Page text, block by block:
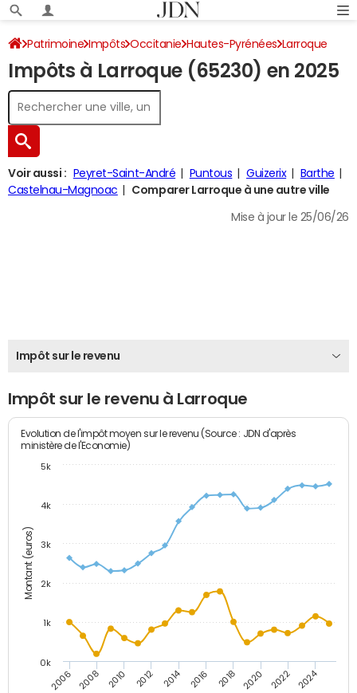
Patrimoine Impôts Occitanie Hautes-Pyrénées Larroque
Impôt sur le revenu
Impôts à Larroque (65230) en 2025
Voir aussi : Peyret-Saint-André Puntous Guizerix
Barthe
Castelnau-Magnoac
Comparer Larroque à une autre ville
Mise à jour le 25/06/26
Impôt sur le revenu
Impôt sur le revenu à Larroque
Montant (euros)
Evolution de l'impôt moyen sur le revenu (Source : JDN d'après
ministère de l'Economie)
2006 2008 2010 2012 2014 2016 2018 2020 2022 2024
0k
1k
2k
3k
4k
5k